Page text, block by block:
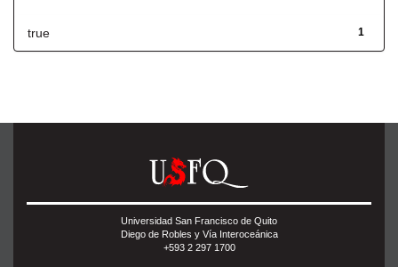
1
true
Universidad San Francisco de Quito
Diego de Robles y Vía Interoceánica
+593 2 297 1700